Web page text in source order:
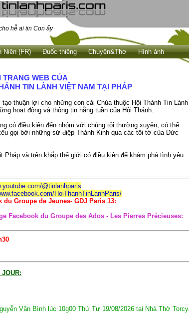
hễ ai tin Con ấy
Niên (FR) Ðuốc thiêng Chuyện&Thơ Hình ảnh
WEB CỦA
TIN LÀNH VIỆT NAM TẠI PHÁP
thuận lợi cho những con cái Chúa thuộc Hội Thánh Tin Lành
hoạt động và thông tin hằng tuần của Hội Thánh.
có điều kiện đến nhóm với chúng tôi thường xuyên, có thể
gọi bởi những sứ điệp Thánh Kinh qua các tôi tớ của Đức
và trên khắp thế giới có điều kiện để khám phá tình yêu
@tinlanhparis
HoiThanhTinLanhParis/
Groupe de Jeunes- GDJ Paris 13:
Facebook du Groupe des Ados - Les Pierres Précieuses:
Văn Bình lúc 10g00 Thứ Tư 19/08/2026 tại Nhà Thờ Torcy.